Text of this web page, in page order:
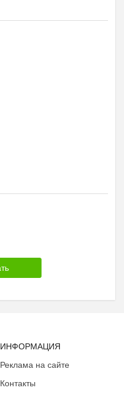
ИНФОРМАЦИЯ
Реклама на сайте
Контакты